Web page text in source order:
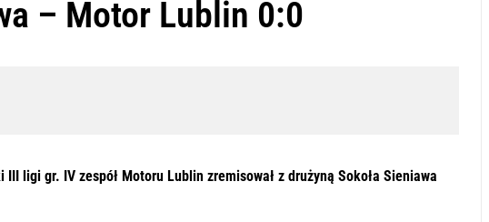
– Motor Lublin 0:0
ligi gr. IV zespół Motoru Lublin zremisował z drużyną Sokoła Sieniawa